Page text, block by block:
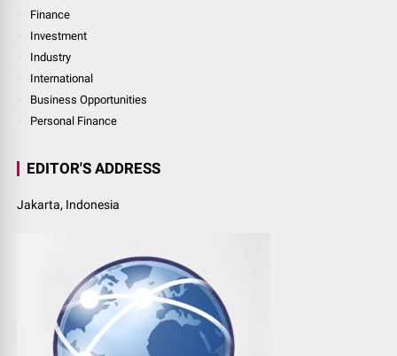
Finance
Investment
Industry
International
Business Opportunities
Personal Finance
EDITOR'S ADDRESS
Jakarta, Indonesia